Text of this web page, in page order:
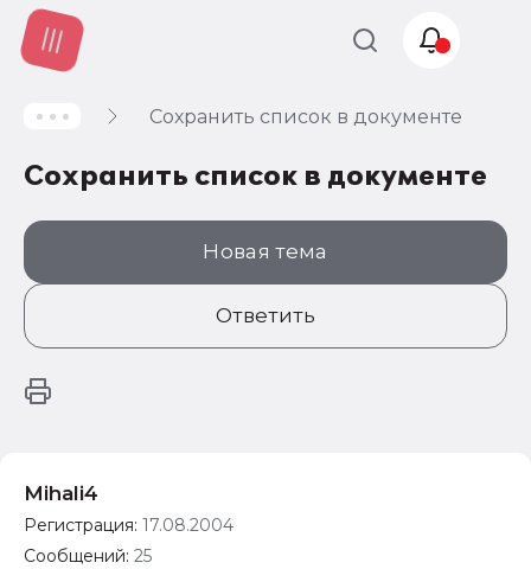
Сохранить список в документе
Сохранить список в документе
Новая тема
Ответить
Mihali4
Регистрация: 17.08.2004
Сообщений: 25
Учет и